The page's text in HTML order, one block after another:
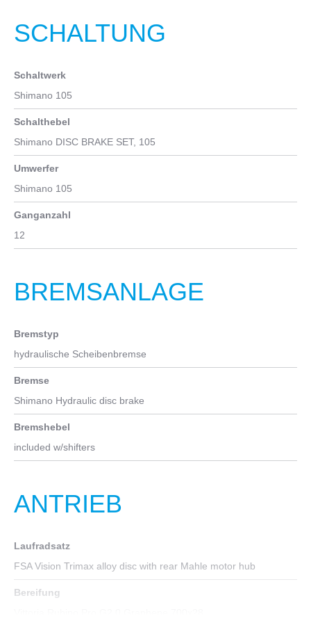
SCHALTUNG
Schaltwerk
Shimano 105
Schalthebel
Shimano DISC BRAKE SET, 105
Umwerfer
Shimano 105
Ganganzahl
12
BREMSANLAGE
Bremstyp
hydraulische Scheibenbremse
Bremse
Shimano Hydraulic disc brake
Bremshebel
included w/shifters
ANTRIEB
Laufradsatz
FSA Vision Trimax alloy disc with rear Mahle motor hub
Bereifung